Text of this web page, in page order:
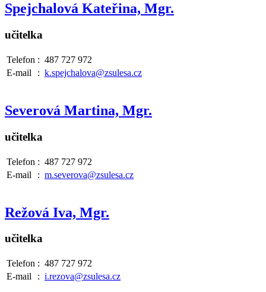
Spejchalová Kateřina, Mgr.
učitelka
Telefon : 487 727 972
E-mail
: k.spejchalova@zsulesa.cz
Severová Martina, Mgr.
učitelka
Telefon : 487 727 972
E-mail
: m.severova@zsulesa.cz
Režová Iva, Mgr.
učitelka
Telefon : 487 727 972
E-mail
: i.rezova@zsulesa.cz